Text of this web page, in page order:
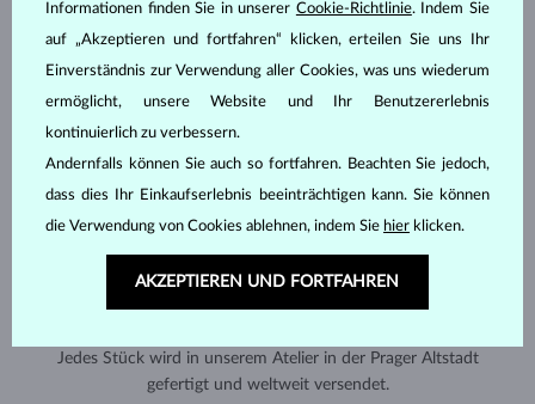
Jedes Stück wird in unserem Atelier in der Prager Altstadt
gefertigt und weltweit versendet.
Informationen finden Sie in unserer Cookie-Richtlinie. Indem Sie
auf „Akzeptieren und fortfahren“ klicken, erteilen Sie uns Ihr
Einverständnis zur Verwendung aller Cookies, was uns wiederum
ermöglicht, unsere Website und Ihr Benutzererlebnis
kontinuierlich zu verbessern.
Andernfalls können Sie auch so fortfahren. Beachten Sie jedoch,
dass dies Ihr Einkaufserlebnis beeinträchtigen kann. Sie können
die Verwendung von Cookies ablehnen, indem Sie hier klicken.
AKZEPTIEREN UND FORTFAHREN